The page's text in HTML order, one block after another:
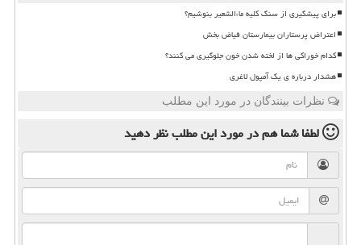
برای پیشگیری از سنگ کلیه ماءالشعیر بنوشیم؟
اعتراض پرستاران بیمارستان فیاض بخش
کدام خوراکی ها از لخته شدن خون جلوگیری می کنند؟
هشدار درباره ی یک آمپول لاغری
نظرات بینندگان در مورد این مطلب
لطفا شما همدر مورد این مطلبنظر دهید